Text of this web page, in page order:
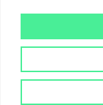
2023© Lisboa